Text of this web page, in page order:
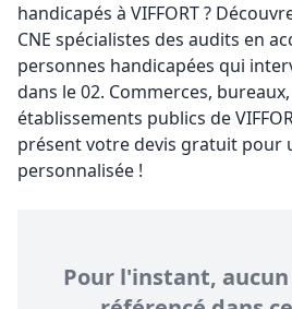
handicapés à VIFFORT ?
CNE spécialistes des audits en
personnes handicapées qui
dans le 02. Commerces,
établissements publics de
présent votre devis gratuit pour
personnalisée !
Pour l'instant,